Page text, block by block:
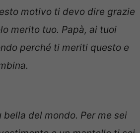
motivo ti devo dire grazie
merito tuo. Papà, ai tuoi
perché ti meriti questo e
del mondo. Per me sei